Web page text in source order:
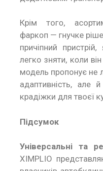
Крім того,
фаркоп — гнучке
причіпний
легко зняти, коли
модель пропонує не
адаптивність, але
крадіжки для твоєї
Підсумок
Універсальні та
XIMPLIO